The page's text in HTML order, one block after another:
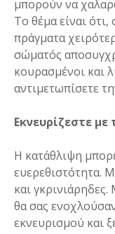
μπορούν να
Το θέμα είναι
πράγματα
σώματός
κουρασμένοι και
αντιμετωπίσετε
Εκνευρίζεστε
Η κατάθλιψη
ευερεθιστότητα.
και
θα σας
εκνευρισμού και